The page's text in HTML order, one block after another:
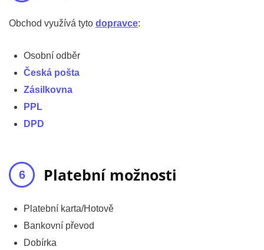
Obchod využívá tyto dopravce:
Osobní odběr
Česká pošta
Zásilkovna
PPL
DPD
Platební možnosti
Platební karta/Hotově
Bankovní převod
Dobírka